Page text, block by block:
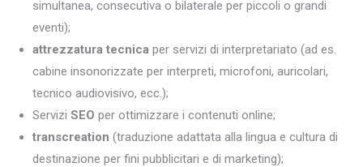
simultanea, consecutiva o bilaterale per piccoli o grandi
eventi);
attrezzatura tecnica per servizi di interpretariato (ad es.
cabine insonorizzate per interpreti, microfoni, auricolari,
tecnico audiovisivo, ecc.);
Servizi SEO per ottimizzare i contenuti online;
transcreation (traduzione adattata alla lingua e cultura di
destinazione per fini pubblicitari e di marketing);